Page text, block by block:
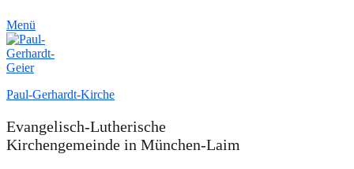
Menü
Paul-Gerhardt-Kirche
Evangelisch-Lutherische
Kirchengemeinde in München-Laim